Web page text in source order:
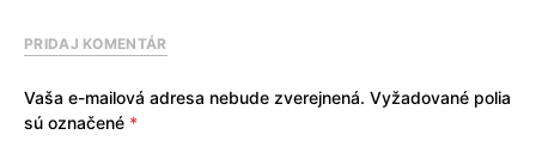
PRIDAJ KOMENTÁR
Vaša e-mailová adresa nebude zverejnená. Vyžadované polia
sú označené *